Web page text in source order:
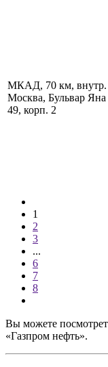
МКАД, 70 км, внутр.
Москва, Бульвар Яна
49, корп. 2
1
2
3
...
6
7
8
Вы можете
«Газпром нефть».